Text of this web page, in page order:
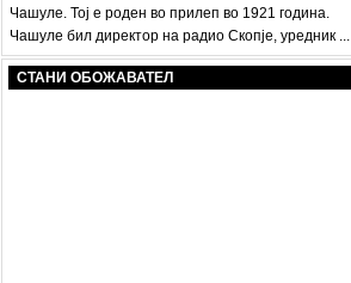
Чашуле. Тој е роден во прилеп во 1921 година.
Чашуле бил директор на радио Скопје, уредник ...
СТАНИ ОБОЖАВАТЕЛ